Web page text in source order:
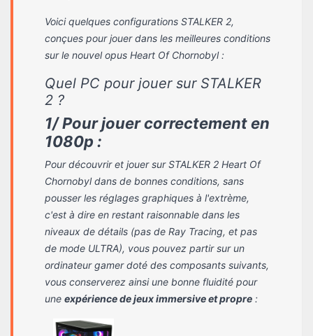
Voici quelques configurations STALKER 2,
conçues pour jouer dans les meilleures conditions
sur le nouvel opus Heart Of Chornobyl :
Quel PC pour jouer sur STALKER
2 ?
1/ Pour jouer correctement en
1080p :
Pour découvrir et jouer sur STALKER 2 Heart Of
Chornobyl dans de bonnes conditions, sans
pousser les réglages graphiques à l'extrème,
c'est à dire en restant raisonnable dans les
niveaux de détails (pas de Ray Tracing, et pas
de mode ULTRA), vous pouvez partir sur un
ordinateur gamer doté des composants suivants,
vous conserverez ainsi une bonne fluidité pour
une expérience de jeux immersive et propre :